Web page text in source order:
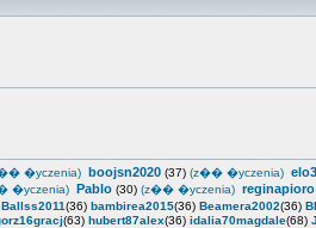
�yczenia) boojsn2020 (37) (z�� �yczenia)
�yczenia) Pablo (30) (z�� �yczenia) reginapioro
Ballss2011(36) bambirea2015(36) Beamera2002(36)
(63) hubert87alex(36) idalia70magdale(68)